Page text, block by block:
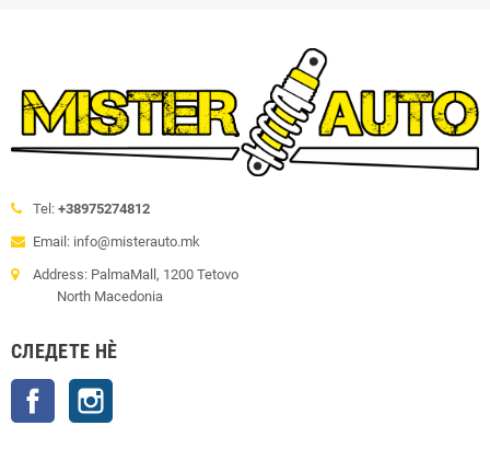
Tel: +38975274812
Email: info@misterauto.mk
Address: PalmaMall, 1200 Tetovo
North Macedonia
СЛЕДЕТЕ НÈ
Facebook